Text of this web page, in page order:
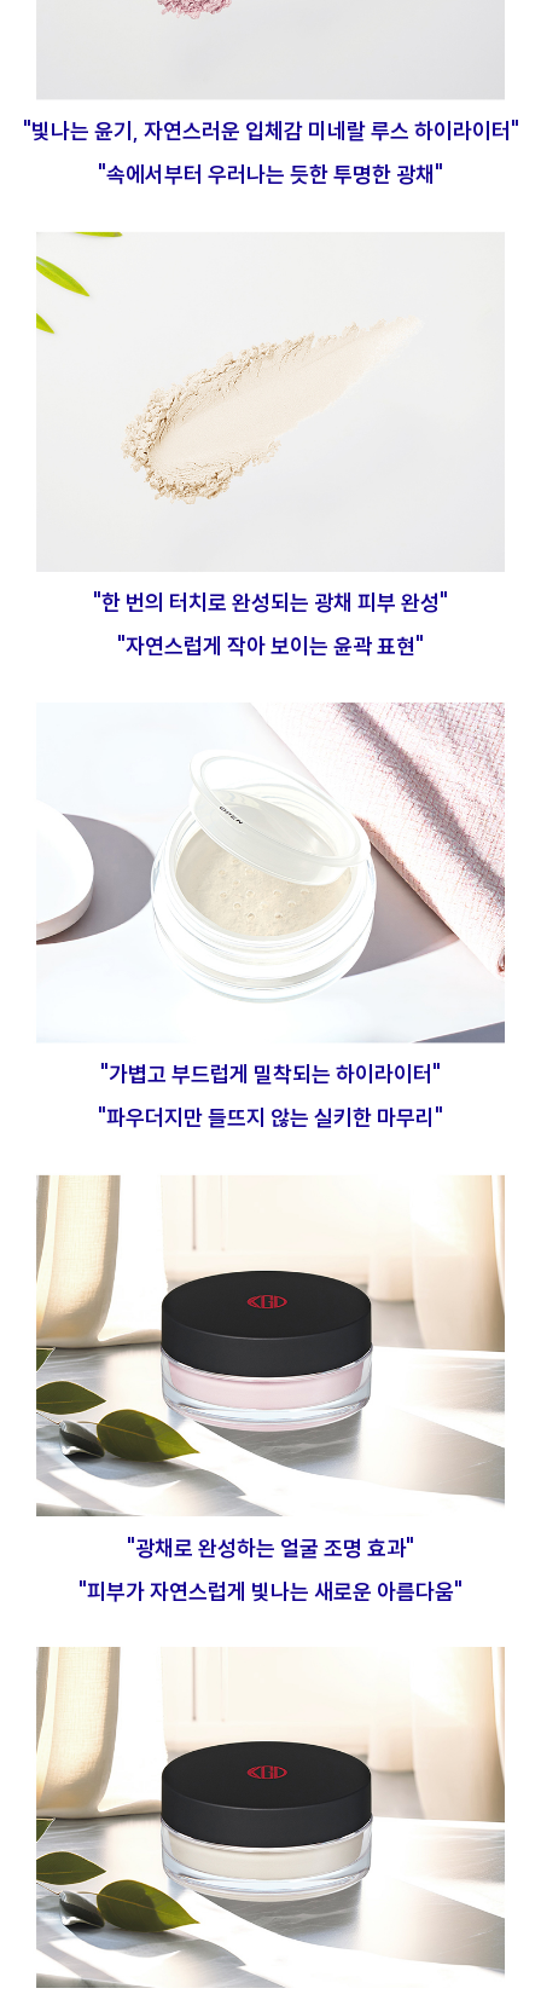
"빛나는 윤기, 자연스러운 입체감 미네랄 루스 하이라이터"
"속에서부터 우러나는 듯한 투명한 광채"
"한 번의 터치로 완성되는 광채 피부 완성"
"자연스럽게 작아 보이는 윤곽 표현"
"가볍고 부드럽게 밀착되는 하이라이터"
"파우더지만 들뜨지 않는 실키한 마무리"
"광채로 완성하는 얼굴 조명 효과"
"피부가 자연스럽게 빛나는 새로운 아름다움"